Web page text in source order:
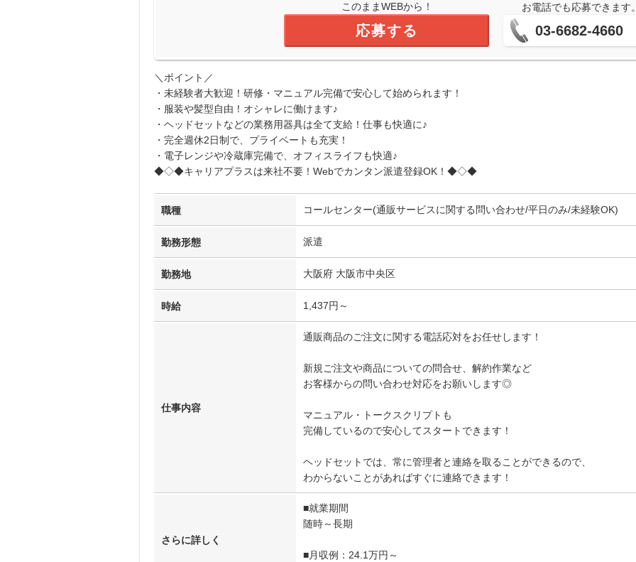
このままWEBから！
応募する
お電話でも応募できます
03-6682-4660
＼ポイント／
・未経験者大歓迎！研修・マニュアル完備で安心して始められます！
・服装や髪型自由！オシャレに働けます♪
・ヘッドセットなどの業務用器具は全て支給！仕事も快適に♪
・完全週休2日制で、プライベートも充実！
・電子レンジや冷蔵庫完備で、オフィスライフも快適♪
◆◇◆キャリアプラスは来社不要！Webでカンタン派遣登録OK！◆◇◆
職種 コールセンター(通販サービスに関する問い合わせ/平日のみ/未経験OK)
勤務形態 派遣
勤務地 大阪府 大阪市中央区
時給 1,437円～
仕事内容
通販商品のご注文に関する電話応対をお任せします！
新規ご注文や商品についての問合せ、解約作業など
お客様からの問い合わせ対応をお願いします◎
マニュアル・トークスクリプトも
完備しているので安心してスタートできます！
ヘッドセットでは、常に管理者と連絡を取ることができるので、
わからないことがあればすぐに連絡できます！
さらに詳しく
■就業期間
随時～長期
■月収例：24.1万円～